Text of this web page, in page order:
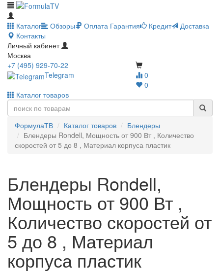
Каталог Обзоры Оплата Гарантия Кредит
Доставка
Контакты
Личный кабинет
Москва
0
0
+7 (495) 929-70-22
Telegram
Каталог товаров
ФормулаТВ Каталог товаров
Блендеры
Блендеры Rondell, Мощность от 900 Вт , Количество
скоростей от 5 до 8 , Материал корпуса пластик
Блендеры Rondell,
Мощность от 900 Вт ,
Количество скоростей от
5 до 8 , Материал
корпуса пластик